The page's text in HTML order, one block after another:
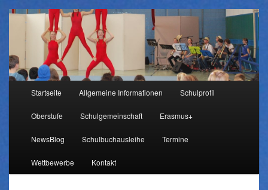
Zum
Inhalt
wechseln
Startseite Allgemeine Informationen Schulprofil
Oberstufe Schulgemeinschaft Erasmus+
NewsBlog Schulbuchausleihe Termine
Wettbewerbe Kontakt